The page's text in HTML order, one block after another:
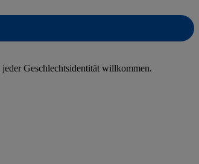
Geschlechtsidentität willkommen.